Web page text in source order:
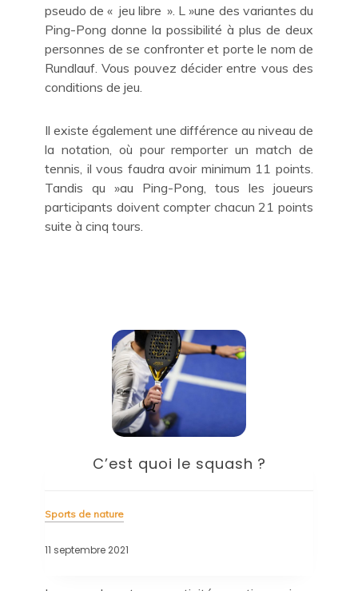
pseudo de « jeu libre ». L »une des variantes du
Ping-Pong donne la possibilité à plus de deux
personnes de se confronter et porte le nom de
Rundlauf. Vous pouvez décider entre vous des
conditions de jeu.
Il existe également une différence au niveau de
la notation, où pour remporter un match de
tennis, il vous faudra avoir minimum 11 points.
Tandis qu »au Ping-Pong, tous les joueurs
participants doivent compter chacun 21 points
suite à cinq tours.
C’est quoi le squash ?
Sports de nature
11 septembre 2021